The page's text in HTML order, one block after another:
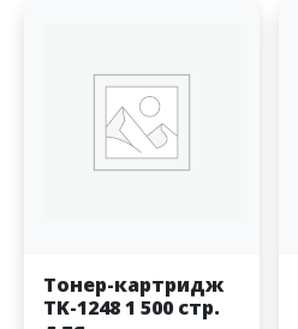
Тонер-картридж
TK-1248 1 500 стр.